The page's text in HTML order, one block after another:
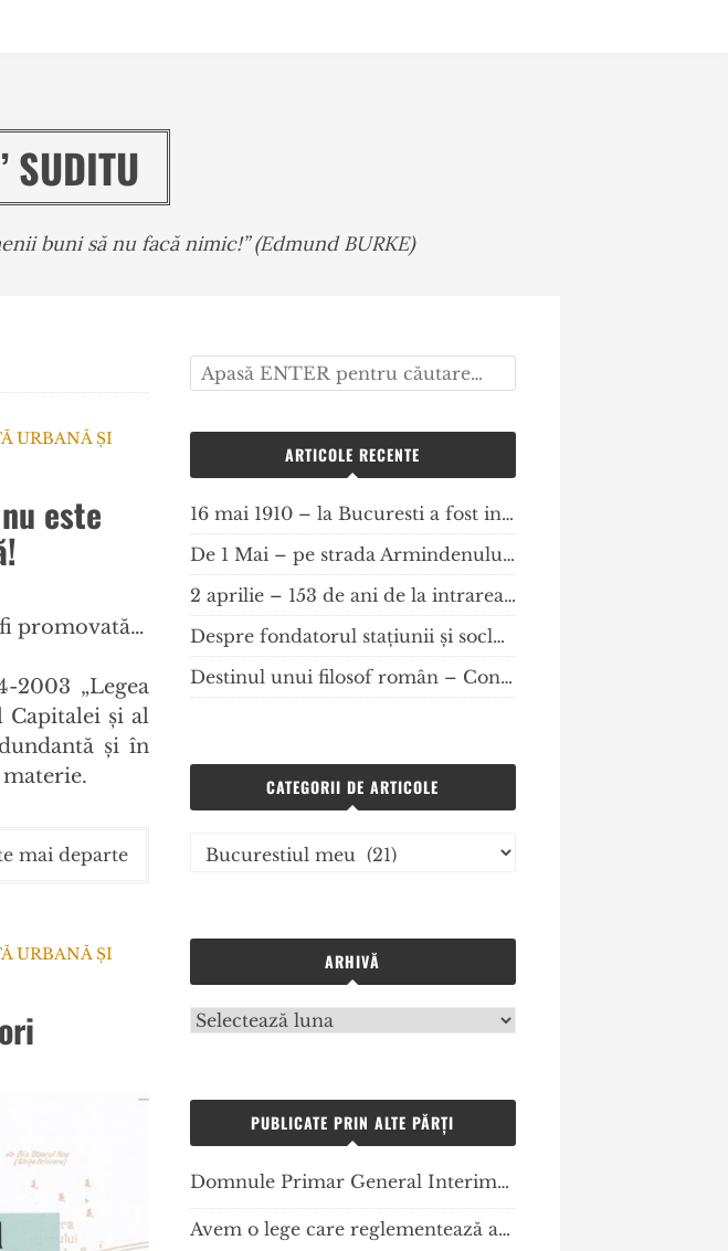
SUDITU
buni să nu facă nimic!” (Edmund BURKE)
URBANĂ ȘI
este
promovată…
2003 „Legea
Capitalei şi al
şi în
mai departe
URBANĂ ȘI
ARTICOLE RECENTE
16 mai 1910 – la Bucuresti a fost infiintata Societatea Comunala pentru Construirea de Locuinte (SCCL Bucuresti).
De 1 Mai – pe strada Armindenului din cartierul Primăverii
2 aprilie – 153 de ani de la intrarea în vigoare a Legii de organizare a comunelor urbane și rurale, dar și 150 de ani de “Ce-ți dorescu eu ție, dulce Românie”.
Despre fondatorul stațiunii și soclul statuii lui Grigore c.Monteoru
Destinul unui filosof român – Constantin Rădulescu-Motru
CATEGORII DE ARTICOLE
Categorii
ARHIVĂ
Arhivă
PUBLICATE PRIN ALTE PĂRȚI
Domnule Primar General Interimar acest panou de publicitate este ilegal? Dacă este adevărat, cine plateste?…
Avem o lege care reglementează amplasarea mijloacelor de publicitate, dar care nu se aplică! Cum procedăm?